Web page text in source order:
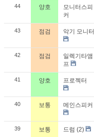
44 양호
모니터스피
커
43 점검 악기 모니터
42 점검
일렉기타앰
프
41 양호 프로젝터
40 보통 메인스피커
39 보통 드럼 (2)